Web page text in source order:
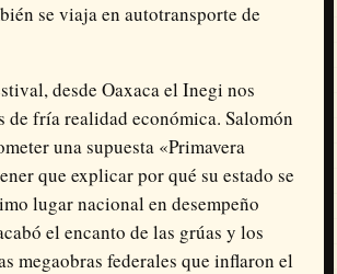
se viaja en autotransporte de
desde Oaxaca el Inegi nos
de fría realidad económica. Salomón
una supuesta «Primavera
que explicar por qué su estado se
lugar nacional en desempeño
el encanto de las grúas y los
megaobras federales que inflaron el